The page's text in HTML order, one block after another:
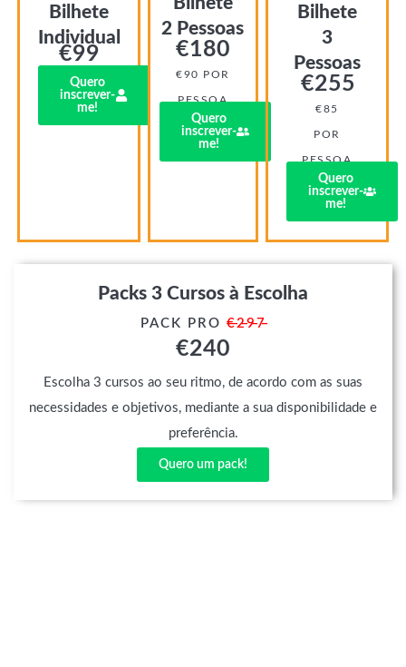
Bilhete
Individual
€99
Quero
inscrever-
me!
2 Pessoas
€180
€90 POR
PESSOA
Quero
inscrever-
me!
Bilhete
3
Pessoas
€255
€85
POR
PESSOA
Quero
inscrever-
me!
Packs 3 Cursos à Escolha
PACK PRO €̶2̶9̶7̶
€240
Escolha 3 cursos ao seu ritmo, de acordo com as suas
necessidades e objetivos, mediante a sua disponibilidade e
preferência.
Quero um pack!